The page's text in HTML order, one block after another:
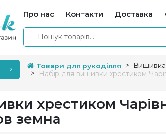
Про нас Контакти Доставка
Товари для рукоділля Вишивка
Набір для вишивки хрестиком
хрестиком
земна